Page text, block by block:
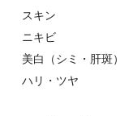
スキン
ニキビ
美⽩（シミ・肝斑）
ハリ・ツヤ